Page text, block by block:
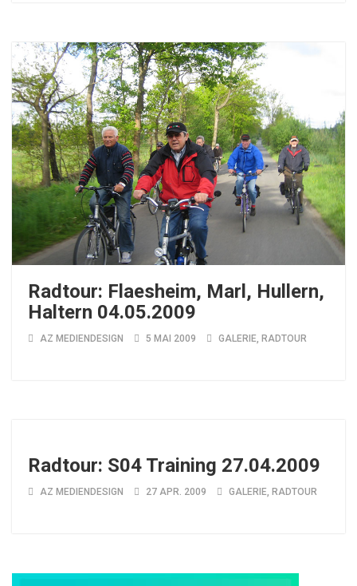
Radtour: Flaesheim, Marl, Hullern,
Haltern 04.05.2009
AZ MEDIENDESIGN 5 MAI 2009 GALERIE, RADTOUR
Radtour: S04 Training 27.04.2009
AZ MEDIENDESIGN 27 APR. 2009 GALERIE, RADTOUR